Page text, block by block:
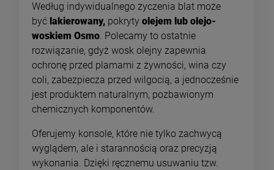
Według indywidualnego życzenia blat może
być lakierowany, pokryty olejem lub olejo-
woskiem Osmo. Polecamy to ostatnie
rozwiązanie, gdyż wosk olejny zapewnia
ochronę przed plamami z żywności, wina czy
coli, zabezpiecza przed wilgocią, a jednocześnie
jest produktem naturalnym, pozbawionym
chemicznych komponentów.
Oferujemy konsole, które nie tylko zachwycą
wyglądem, ale i starannością oraz precyzją
wykonania. Dzięki ręcznemu usuwaniu tzw.